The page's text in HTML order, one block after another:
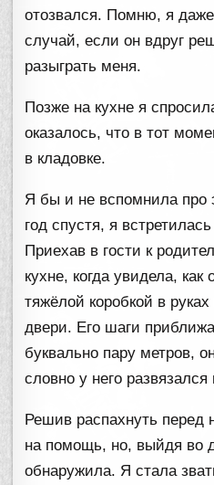
отозвался. Помню, я
случай, если он вдруг
разыграть меня.
Позже на кухне я
оказалось, что в тот
в кладовке.
Я бы и не вспомнила про
год спустя, я
Приехав в гости к
кухне, когда увидела,
тяжёлой коробкой в
двери. Его шаги
буквально пару метров,
словно у него
Решив распахнуть перед
на помощь, но, выйдя во
обнаружила. Я стала